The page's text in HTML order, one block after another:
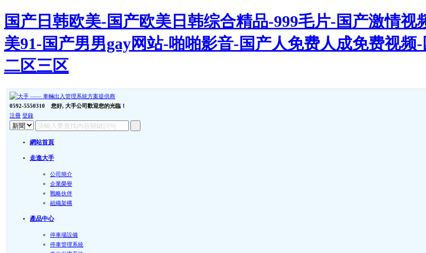
国产日韩欧美-国产欧美日韩综合精品-999毛片-国产激情
美91-国产男男gay网站-啪啪影音-国产人免费人成免费视
二区三区
0592-5550310 您好, 大手公司歡迎您的光臨！
注冊 登錄
網站首頁
走進大手
公司簡介
企業榮譽
戰略伙伴
組織架構
產品中心
停車場設備
停車管理系統